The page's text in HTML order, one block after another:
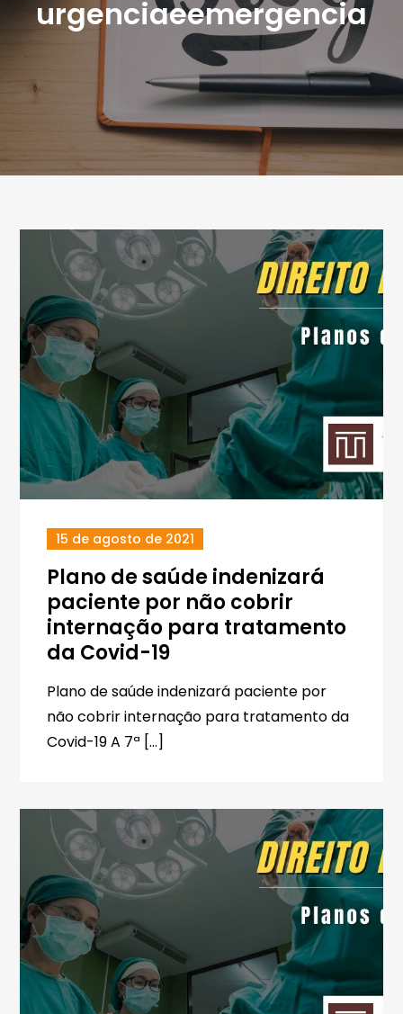
urgenciaeemergencia
15 de agosto de 2021
Plano de saúde indenizará
paciente por não cobrir
internação para tratamento
da Covid-19
Plano de saúde indenizará paciente por
não cobrir internação para tratamento da
Covid-19 A 7ª […]